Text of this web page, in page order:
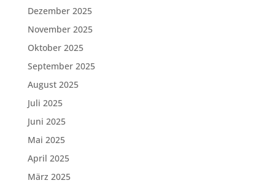
Dezember 2025
November 2025
Oktober 2025
September 2025
August 2025
Juli 2025
Juni 2025
Mai 2025
April 2025
März 2025